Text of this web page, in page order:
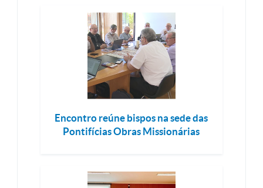
Encontro reúne bispos na sede das
Pontifícias Obras Missionárias